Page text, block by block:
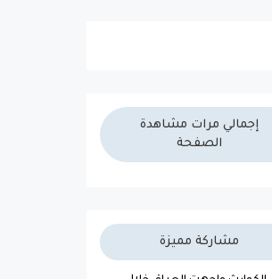
إجمالي مرات مشاهدة
الصفحة
مشاركة مميزة